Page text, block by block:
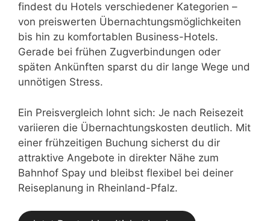
findest du Hotels verschiedener Kategorien –
von preiswerten Übernachtungsmöglichkeiten
bis hin zu komfortablen Business-Hotels.
Gerade bei frühen Zugverbindungen oder
späten Ankünften sparst du dir lange Wege und
unnötigen Stress.
Ein Preisvergleich lohnt sich: Je nach Reisezeit
variieren die Übernachtungskosten deutlich. Mit
einer frühzeitigen Buchung sicherst du dir
attraktive Angebote in direkter Nähe zum
Bahnhof Spay und bleibst flexibel bei deiner
Reiseplanung in Rheinland-Pfalz.